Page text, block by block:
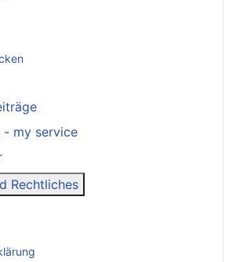
- my service
Rechtliches